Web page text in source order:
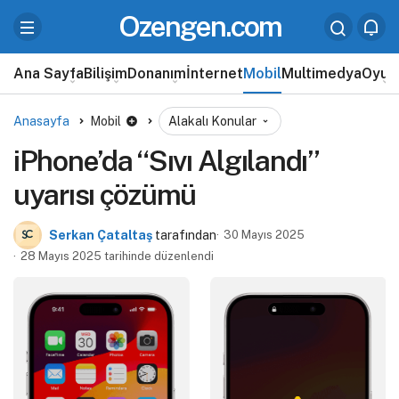
Ozengen.com
Ana SayfaBilişimDonanımİnternetMobilMultimedyaOyun
Anasayfa Mobil Alakalı Konular
iPhone’da “Sıvı Algılandı”
uyarısı çözümü
Serkan Çataltaş tarafından
30 Mayıs 2025
28 Mayıs 2025 tarihinde düzenlendi